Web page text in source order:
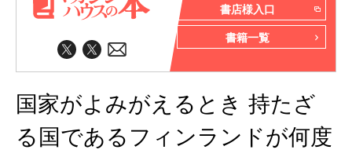
書店様入口
書籍一覧
国家がよみがえるとき 持たざ
る国であるフィンランドが何度